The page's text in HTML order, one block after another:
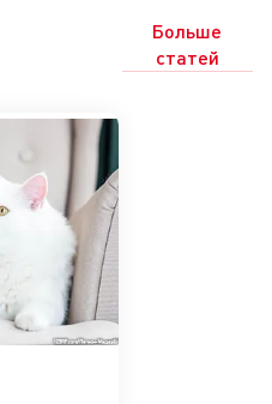
Больше
статей